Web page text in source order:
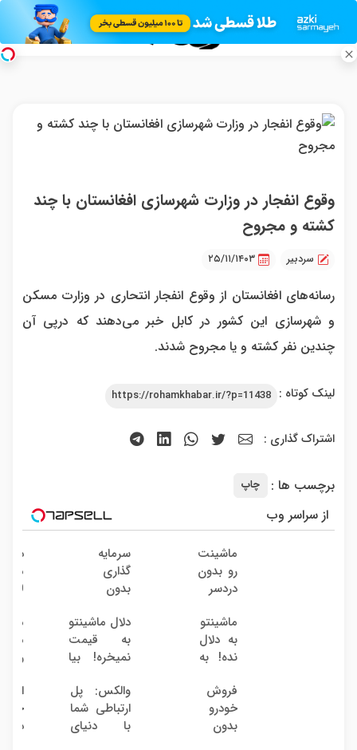
وقوع انفجار در وزارت شهرسازی افغانستان با چند
کشته و مجروح
سردبیر ۲۵/۱۱/۱۴۰۳
رسانه‌های افغانستان از وقوع انفجار انتحاری در وزارت مسکن
و شهرسازی این کشور در کابل خبر می‌‌دهند که درپی آن
چندین نفر کشته و یا مجروح شدند.
لینک کوتاه : https://rohamkhabar.ir/?p=11438
اشتراک گذاری :
برچسب ها : چاپ
از سراسر وب
ماشینت
رو بدون
دردسر
| بدون
کمسیون
سرمایه
گذاری
بدون
با سود
38
درصد
360
ماشینتو
به دلال
نده! به
کننده
بفروش!
بدون
دلال ماشینتو
به قیمت
نمیخره! بیا
قیمت
بفروش*فقط
خریدار
رو
بدون
فروش
خودرو
بدون
والکس: پل
ارتباطی شما
با دنیای
از